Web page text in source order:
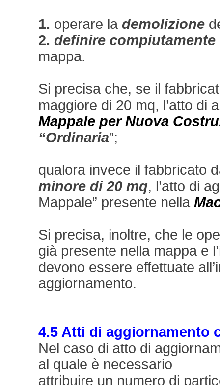
1. operare la demolizione
2. definire
mappa.
Si precisa che, se il
maggiore di 20 mq, l’atto di
Mappale per Nuova
“Ordinaria”;
qualora invece il fabbricato
minore di 20 mq, l’atto di
Mappale” presente nella
Si precisa, inoltre, che le
già presente nella mappa e
devono essere effettuate
aggiornamento.
4.5 Atti di aggiornamento
Nel caso di atto di
al quale è necessario
attribuire un numero di